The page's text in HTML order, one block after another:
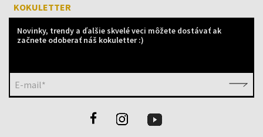
KOKULETTER
Novinky, trendy a ďalšie skvelé veci môžete dostávať ak
začnete odoberať náš kokuletter :)
E-mail*